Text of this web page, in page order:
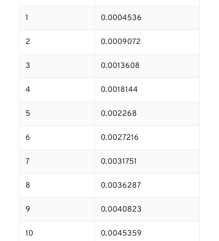
1 0.0004536
2 0.0009072
3 0.0013608
4 0.0018144
5 0.002268
6 0.0027216
7 0.0031751
8 0.0036287
9 0.0040823
10 0.0045359